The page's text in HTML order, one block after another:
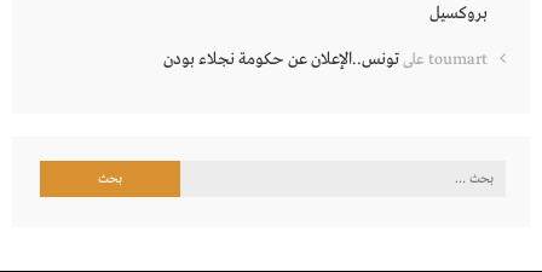
بروكسيل
toumart علىتونس..الإعلان عن حكومة نجلاء بودن
البحث